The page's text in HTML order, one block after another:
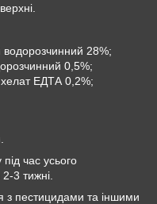
28%;
0,5%;
ЕДТА 0,2%;
час усього
3 тижні.
з пестицидами та іншими